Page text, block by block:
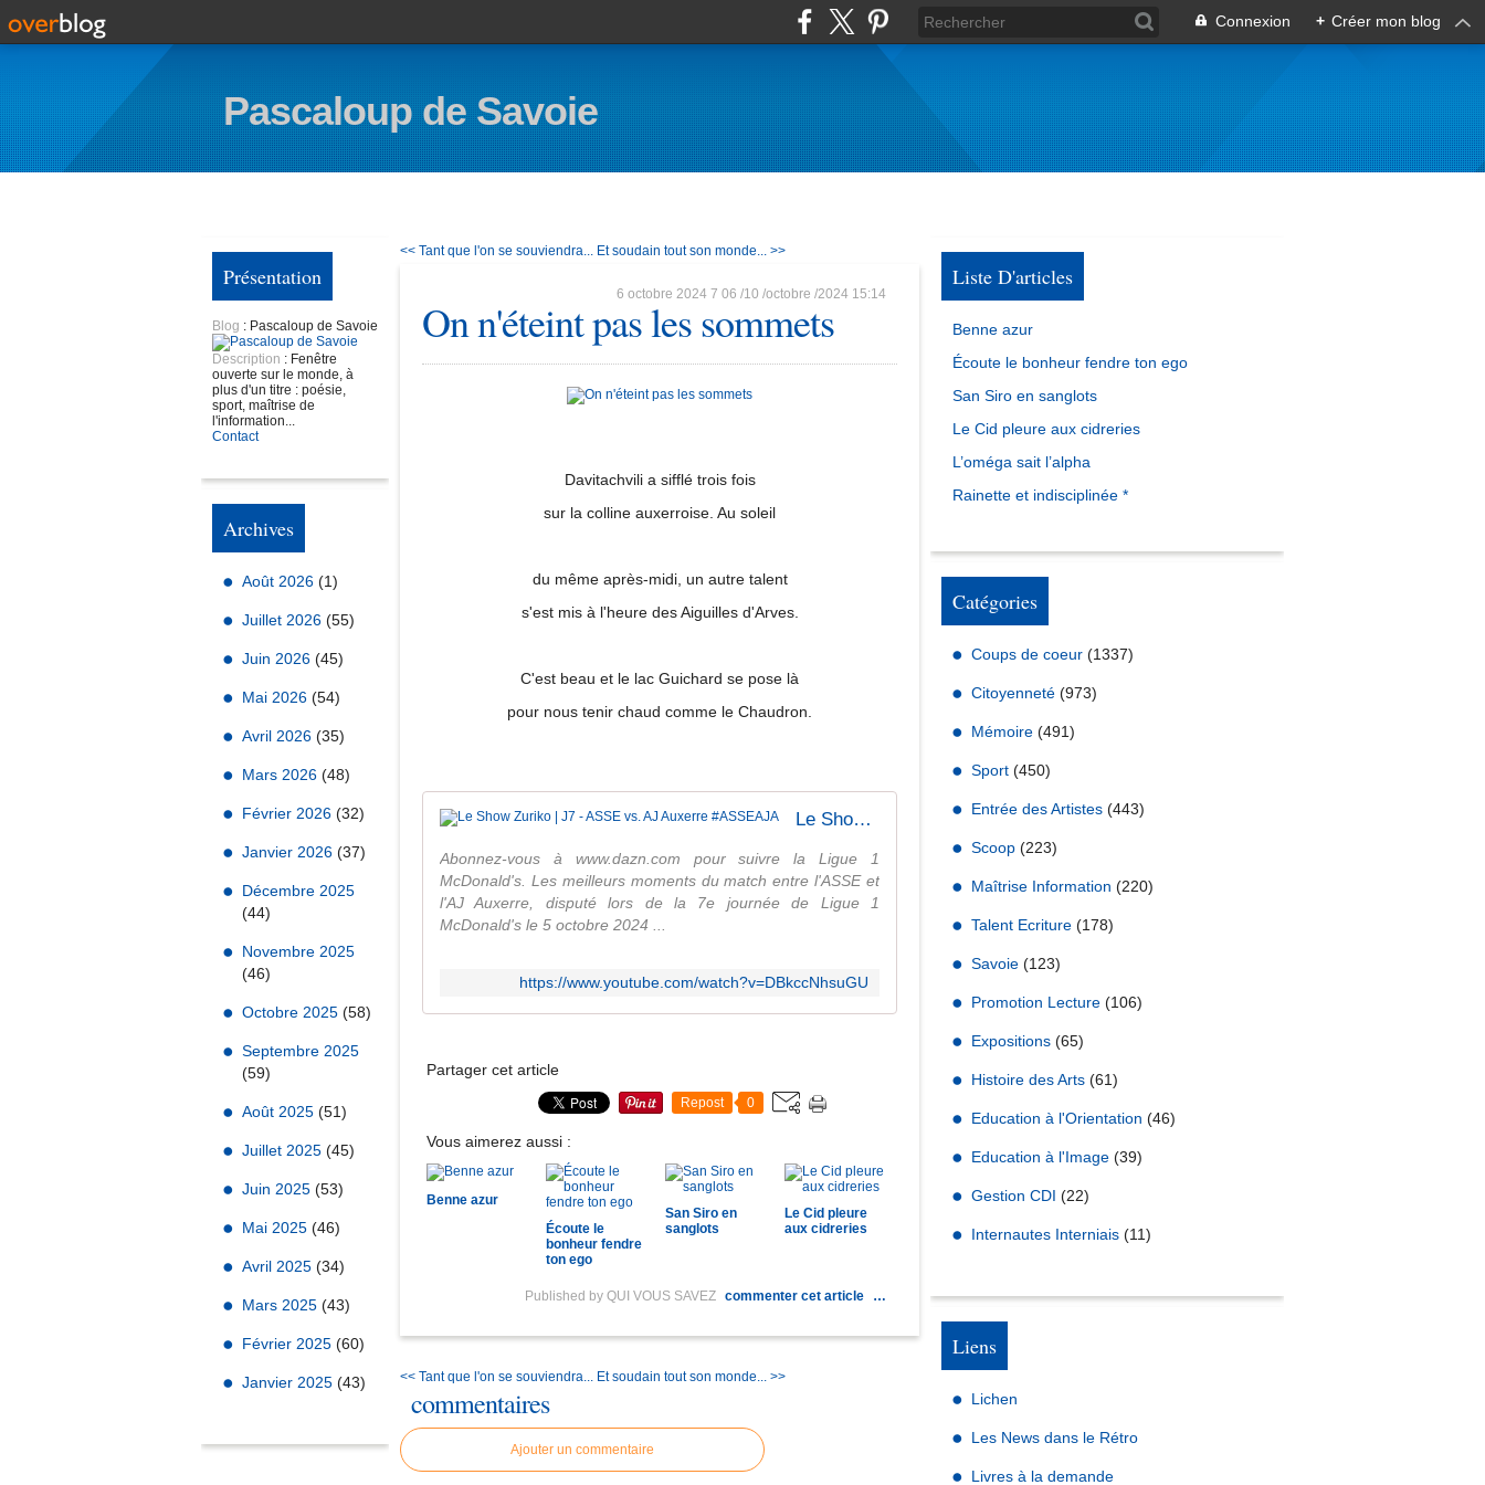
Connexion + Créer mon blog
Pascaloup de Savoie
Présentation
Blog : Pascaloup de Savoie
Description : Fenêtre
ouverte sur le monde, à
plus d'un titre : poésie,
sport, maîtrise de
l'information...
Contact
Archives
Août 2026 (1)
Juillet 2026 (55)
Juin 2026 (45)
Mai 2026 (54)
Avril 2026 (35)
Mars 2026 (48)
Février 2026 (32)
Janvier 2026 (37)
Décembre 2025
(44)
Novembre 2025
(46)
Octobre 2025 (58)
Septembre 2025
(59)
Août 2025 (51)
Juillet 2025 (45)
Juin 2025 (53)
Mai 2025 (46)
Avril 2025 (34)
Mars 2025 (43)
Février 2025 (60)
Janvier 2025 (43)
<< Tant que l'on se souviendra... Et soudain tout son monde... >>
6 octobre 2024 7 06 /10 /octobre /2024 15:14
On n'éteint pas les sommets
Davitachvili a sifflé trois fois
sur la colline auxerroise. Au soleil
du même après-midi, un autre talent
s'est mis à l'heure des Aiguilles d'Arves.
C'est beau et le lac Guichard se pose là
pour nous tenir chaud comme le Chaudron.
Le Show Zuriko | J7 - ASSE vs. AJ Auxerre #ASSEAJA
Abonnez-vous à www.dazn.com pour suivre la Ligue 1
McDonald's. Les meilleurs moments du match entre l'ASSE et
l'AJ Auxerre, disputé lors de la 7e journée de Ligue 1
McDonald's le 5 octobre 2024 ...
https://www.youtube.com/watch?v=DBkccNhsuGU
Partager cet article
Repost 0
Vous aimerez aussi :
Benne azur
Écoute le
bonheur fendre
ton ego
San Siro en
sanglots
Le Cid pleure
aux cidreries
Published by QUI VOUS SAVEZ commenter cet article …
<< Tant que l'on se souviendra... Et soudain tout son monde... >>
commentaires
Ajouter un commentaire
Liste D'articles
Benne azur
Écoute le bonheur fendre ton ego
San Siro en sanglots
Le Cid pleure aux cidreries
L’oméga sait l’alpha
Rainette et indisciplinée *
Catégories
Coups de coeur (1337)
Citoyenneté (973)
Mémoire (491)
Sport (450)
Entrée des Artistes (443)
Scoop (223)
Maîtrise Information (220)
Talent Ecriture (178)
Savoie (123)
Promotion Lecture (106)
Expositions (65)
Histoire des Arts (61)
Education à l'Orientation (46)
Education à l'Image (39)
Gestion CDI (22)
Internautes Interniais (11)
Liens
Lichen
Les News dans le Rétro
Livres à la demande